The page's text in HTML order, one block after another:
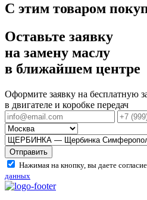
С этим товаром
Оставьте заявку
на замену маслу
в ближайшем центре
Оформите заявку на бесплатную
в двигателе и коробке передач
Отправить
Нажимая на кнопку, вы даете
данных